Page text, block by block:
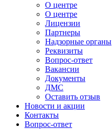
О центре
О центре
Лицензии
Партнеры
Надзорные органы
Реквизиты
Вопрос-ответ
Вакансии
Документы
ДМС
Оставить отзыв
Новости и акции
Контакты
Вопрос-ответ